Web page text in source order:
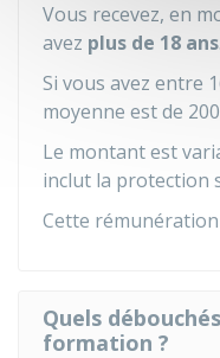
Vous recevez, en
avez plus de 18 ans
Si vous avez entre
moyenne est de
Le montant est
inclut la protection
Cette
Quels
formation ?